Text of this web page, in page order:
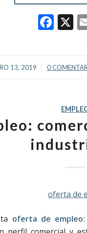
X
13, 2019
/ 0 /
oferta de empleo: